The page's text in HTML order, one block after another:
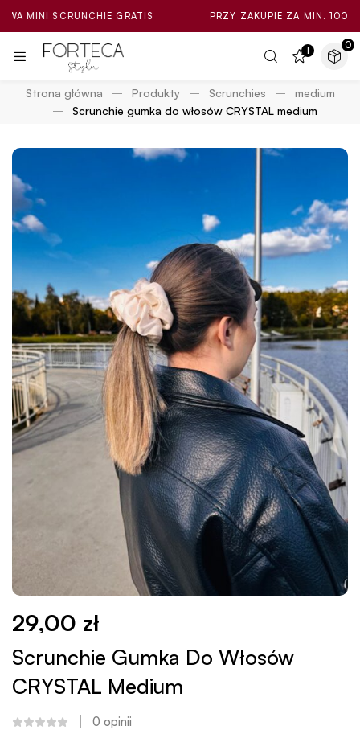
GRATIS PRZY ZAKUPIE ZA MIN. 100ZŁ
1 0
Strona główna Produkty Scrunchies
medium
Scrunchie gumka do włosów CRYSTAL medium
29,00 zł
Scrunchie Gumka Do Włosów
CRYSTAL Medium
0 opinii